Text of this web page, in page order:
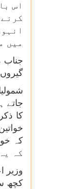
اس
میں
جناب
جاتے
کا
کہ
وزیر
کچھ